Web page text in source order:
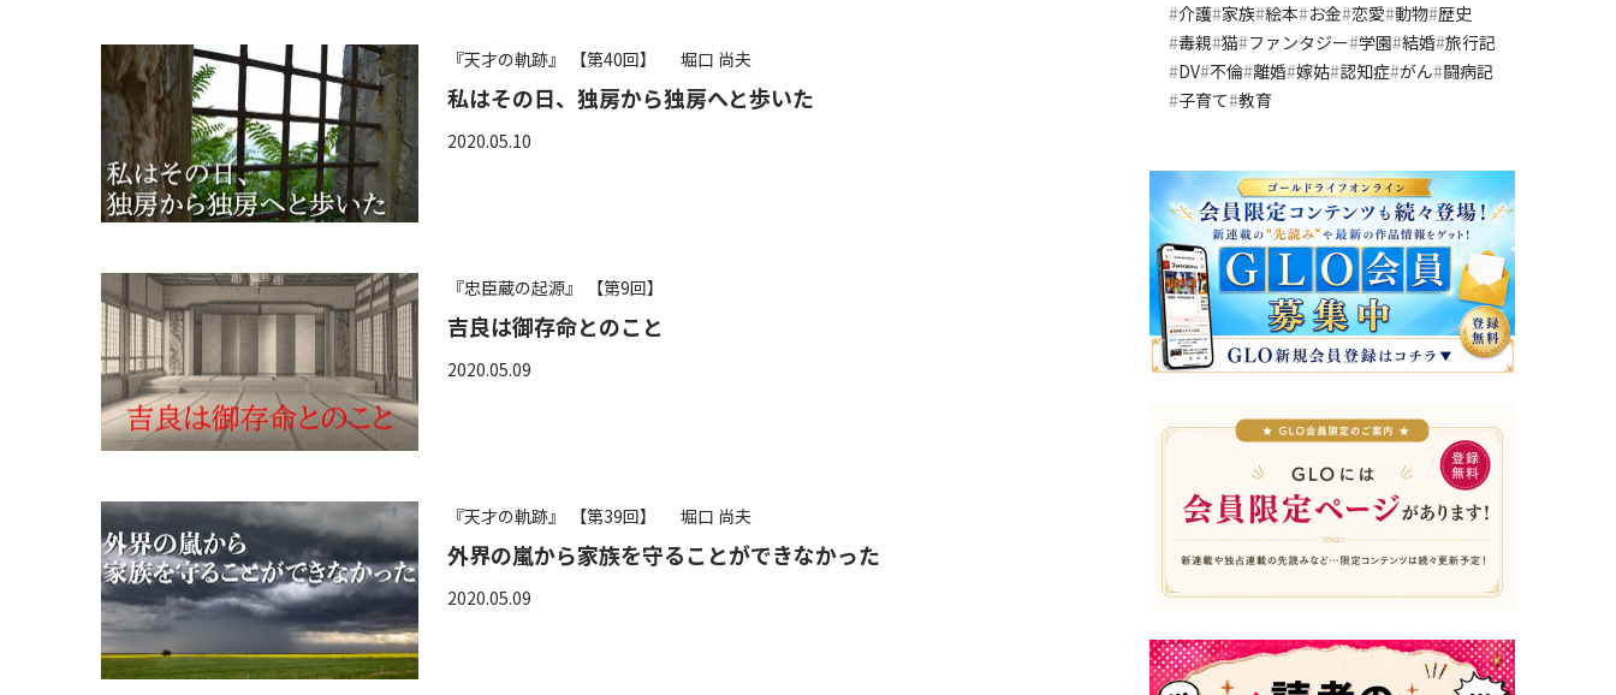
『天才の軌跡』 【第40回】 堀口 尚夫
私はその日、独房から独房へと歩いた
2020.05.10
『忠臣蔵の起源』 【第9回】
吉良は御存命とのこと
2020.05.09
『天才の軌跡』 【第39回】 堀口 尚夫
外界の嵐から家族を守ることができなかった
2020.05.09
介護 家族 絵本 お金 恋愛 動物 歴史
毒親 猫 ファンタジー 学園 結婚 旅行記
DV 不倫 離婚 嫁姑 認知症 がん 闘病記
子育て 教育